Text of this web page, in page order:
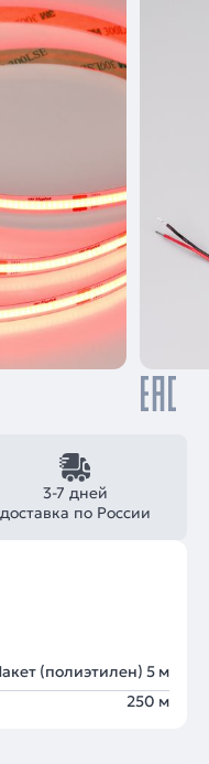
3-7 дней
доставка по России
(полиэтилен) 5 м
250 м